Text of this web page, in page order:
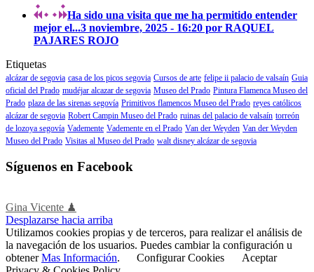
Ha sido una visita que me ha permitido entender
mejor el...3 noviembre, 2025 - 16:20 por RAQUEL
PAJARES ROJO
Etiquetas
alcázar de segovia casa de los picos segovia Cursos de arte felipe ii palacio de valsaín Guia
oficial del Prado mudéjar alcazar de segovia Museo del Prado Pintura Flamenca Museo del
Prado plaza de las sirenas segovía Primitivos flamencos Museo del Prado reyes católicos
alcázar de segovia Robert Campin Museo del Prado ruinas del palacio de valsaín torreón
de lozoya segovía Vademente Vademente en el Prado Van der Weyden Van der Weyden
Museo del Prado Visitas al Museo del Prado walt disney alcázar de segovia
Síguenos en Facebook
Gina Vicente ♟
Desplazarse hacia arriba
Utilizamos cookies propias y de terceros, para realizar el análisis de
la navegación de los usuarios. Puedes cambiar la configuración u
obtenerMas Información. Configurar Cookies
Aceptar